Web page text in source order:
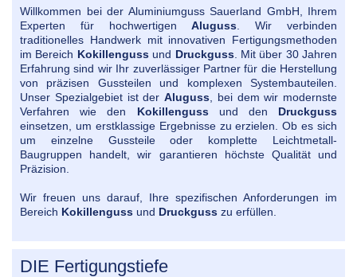
Willkommen bei der Aluminiumguss Sauerland GmbH, Ihrem
Experten für hochwertigen
Aluguss . Wir verbinden
traditionelles Handwerk mit innovativen Fertigungsmethoden
im Bereich Kokillenguss und Druckguss. Mit über 30 Jahren
Erfahrung sind wir Ihr zuverlässiger Partner für die Herstellung
von präzisen Gussteilen und komplexen Systembauteilen.
Unser Spezialgebiet ist der Aluguss , bei dem wir modernste
Verfahren wie den
Kokillenguss und den
Druckguss
einsetzen, um erstklassige Ergebnisse zu erzielen. Ob es sich
um einzelne Gussteile oder komplette Leichtmetall-
Baugruppen handelt, wir garantieren höchste Qualität und
Präzision.
Wir freuen uns darauf, Ihre spezifischen Anforderungen im
Bereich Kokillenguss und Druckguss zu erfüllen.
DIE Fertigungstiefe